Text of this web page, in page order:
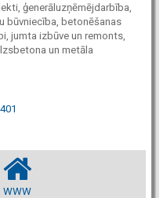
ģenerāluzņēmējdarbība,
būvniecība, betonēšanas
jumta izbūve un remonts,
un metāla
WWW